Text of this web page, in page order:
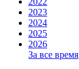
2023
2024
2025
2026
За все время